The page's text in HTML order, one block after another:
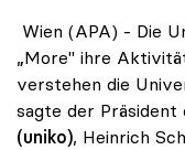
Wien (APA) - Die
„More" ihre
verstehen die
sagte der Präsident
(uniko), Heinrich